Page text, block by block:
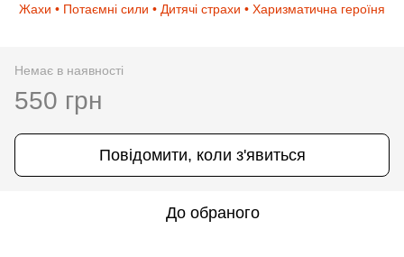
Жахи • Потаємні сили • Дитячі страхи • Харизматична героїня
Немає в наявності
550 грн
Повідомити, коли з'явиться
До обраного